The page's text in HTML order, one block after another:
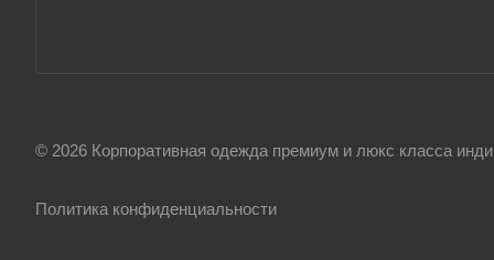
© 2026 Корпоративная одежда премиум и люкс класса
Политика конфиденциальности